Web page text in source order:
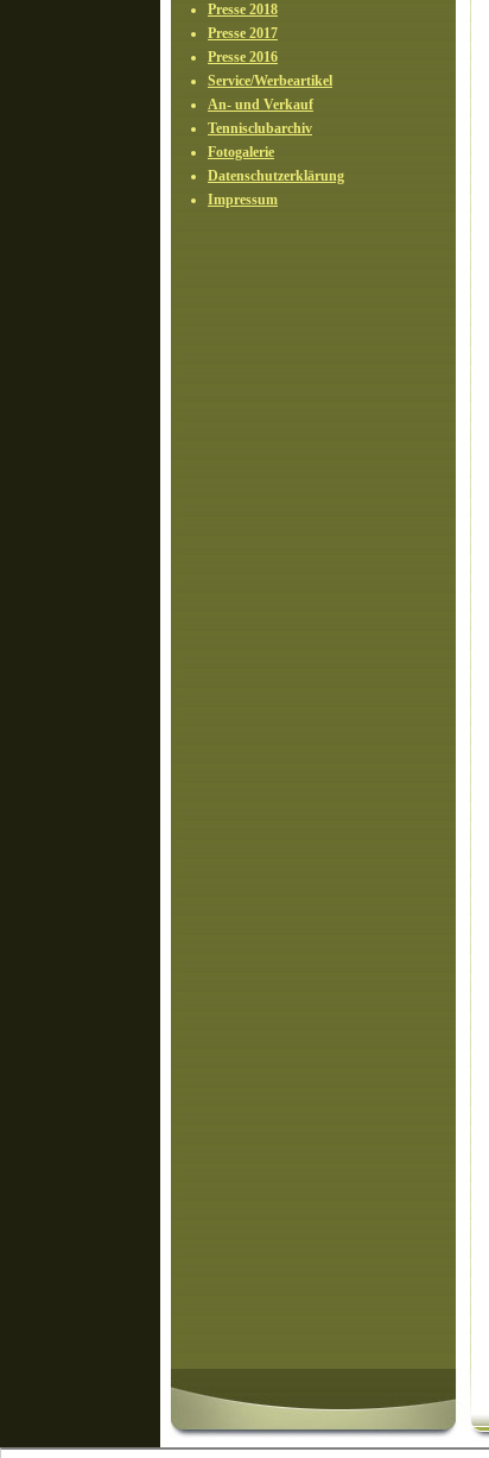
Presse 2018
Presse 2017
Presse 2016
Service/Werbeartikel
An- und Verkauf
Tennisclubarchiv
Fotogalerie
Datenschutzerklärung
Impressum